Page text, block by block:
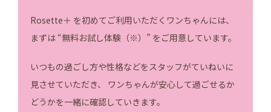
Rosette＋ を初めてご利用いただくワンちゃんには、
まずは “無料お試し体験（※）” をご用意しています。
いつもの過ごし方や性格などをスタッフがていねいに
見させていただき、 ワンちゃんが安心して過ごせるか
どうかを一緒に確認していきます。